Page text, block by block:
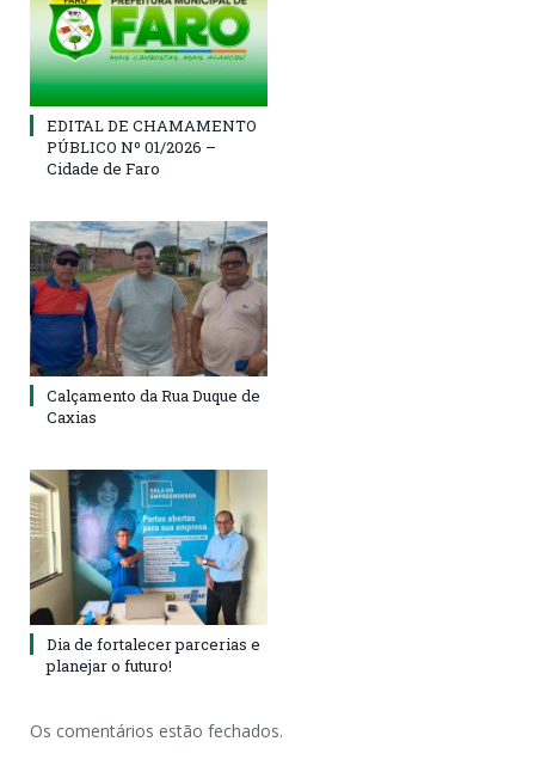
EDITAL DE CHAMAMENTO
PÚBLICO Nº 01/2026 –
Cidade de Faro
Calçamento da Rua Duque de
Caxias
Dia de fortalecer parcerias e
planejar o futuro!
Os comentários estão fechados.